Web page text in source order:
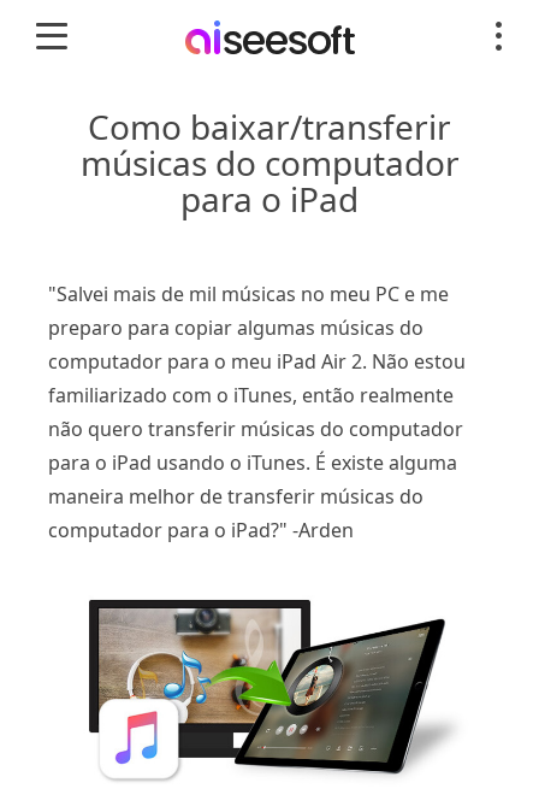
Como baixar/transferir
músicas do computador
para o iPad
"Salvei mais de mil músicas no meu PC e me
preparo para copiar algumas músicas do
computador para o meu iPad Air 2. Não estou
familiarizado com o iTunes, então realmente
não quero transferir músicas do computador
para o iPad usando o iTunes. É existe alguma
maneira melhor de transferir músicas do
computador para o iPad?" -Arden